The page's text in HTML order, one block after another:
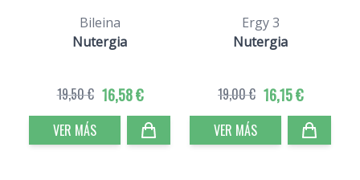
Bileina
Nutergia
16,58 €
19,50 €
VER MÁS
Ergy 3
Nutergia
16,15 €
19,00 €
VER MÁS